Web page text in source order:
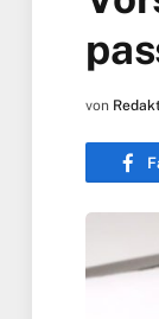
von